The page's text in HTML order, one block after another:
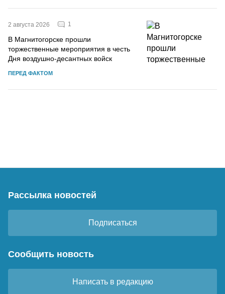
2 августа 2026 1
В Магнитогорске прошли
торжественные мероприятия в честь
Дня воздушно-десантных войск
ПЕРЕД ФАКТОМ
Рассылка новостей
Подписаться
Сообщить новость
Написать в редакцию